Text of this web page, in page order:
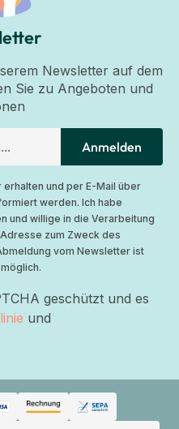
Newsletter auf dem
Sie zu Angeboten und
Anmelden
und per E-Mail über
werden. Ich habe
und willige in die Verarbeitung
zum Zweck des
vom Newsletter ist
geschützt und es
und